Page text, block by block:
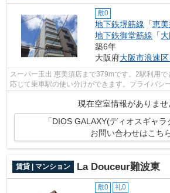
敷0
地下鉄堺筋線 「恵
地下鉄御堂筋線 「
築6年
大阪府大阪市浪速区
スーパー玉出 恵美須店まで379mです。2駅利用
応じて乗車駅の使い分けができます。プライバシ
安全なマンションです。ニーズの高い...
現在空室情報がありませ
「DIOS GALAXY(ディオスギャ
お問い合わせはこち
賃貸 | マンション La Douceur難波東
敷0 礼0